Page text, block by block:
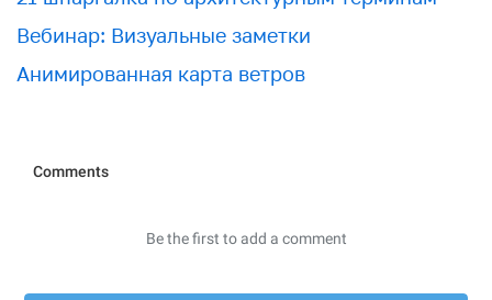
Вебинар: Визуальные заметки
Анимированная карта ветров